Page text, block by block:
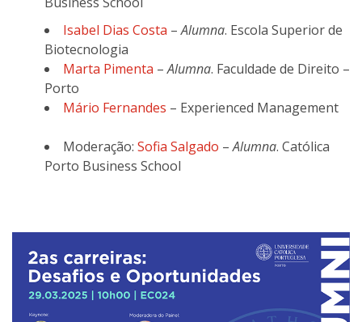
Isabel Dias Costa –Alumna. Escola Superior de
Biotecnologia
Marta Pimenta –Alumna. Faculdade de Direito –
Porto
Mário Fernandes – Experienced Management
Moderação: Sofia Salgado –Alumna. Católica
Porto Business School